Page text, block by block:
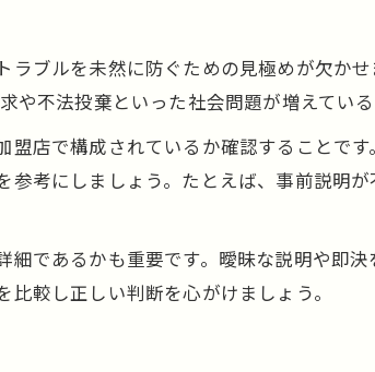
分別が面倒な不用品回収の簡単な進め
不用品回収でトラブルを避ける基礎知識
不用品回収業者の見積もり内容の確認
ブルを未然に防ぐための見極めが欠か
不法投棄といった社会問題が増えている
店で構成されているか確認することで
考にしましょう。たとえば、事前説明
であるかも重要です。曖昧な説明や即
較し正しい判断を心がけましょう。